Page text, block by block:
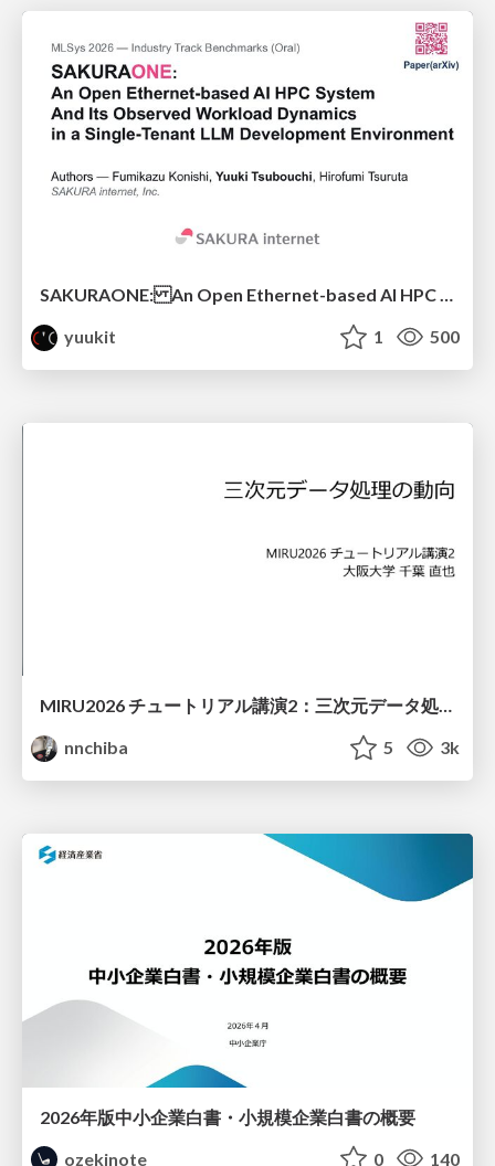
yuukit
1 500
MIRU2026 チュートリアル講演2：三次元データ処理の動向
nnchiba
5 3k
2026年版中小企業白書・小規模企業白書の概要
ozekinote
0 140